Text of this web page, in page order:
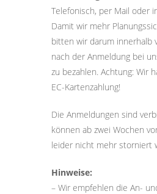
Telefonisch, per Mail oder
Damit wir mehr
bitten wir darum innerhalb
nach der Anmeldung bei
zu bezahlen. Achtung: Wir
EC-Kartenzahlung!
Die Anmeldungen sind
können ab zwei Wochen
leider nicht mehr storniert
Hinweise:
– Wir empfehlen die An-